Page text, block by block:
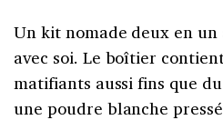
Un kit nomade deux en
avec soi. Le boîtier
matifiants aussi fins que
une poudre blanche